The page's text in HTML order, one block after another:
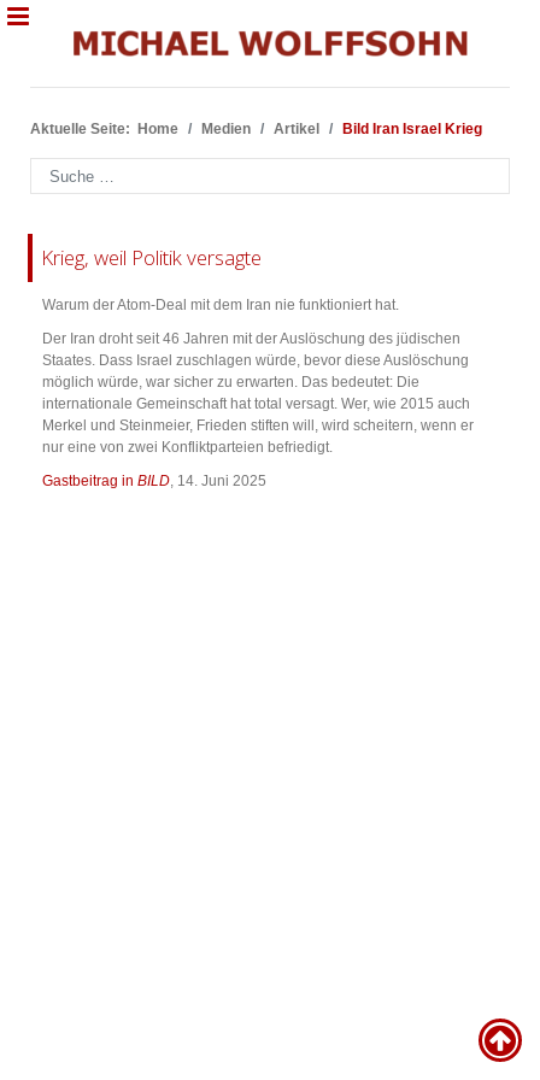
Aktuelle Seite: Home Medien Artikel Bild Iran Israel Krieg
Suchen
Krieg, weil Politik versagte
Warum der Atom-Deal mit dem Iran nie funktioniert hat.
Der Iran droht seit 46 Jahren mit der Auslöschung des jüdischen
Staates. Dass Israel zuschlagen würde, bevor diese Auslöschung
möglich würde, war sicher zu erwarten. Das bedeutet: Die
internationale Gemeinschaft hat total versagt. Wer, wie 2015 auch
Merkel und Steinmeier, Frieden stiften will, wird scheitern, wenn er
nur eine von zwei Konfliktparteien befriedigt.
Gastbeitrag in BILD, 14. Juni 2025